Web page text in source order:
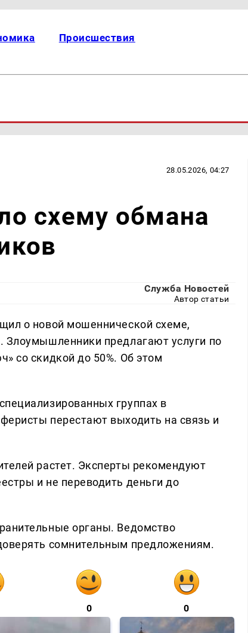
Происшествия
28.05.2026, 04:27
схему обмана
Служба Новостей
Автор статьи
о новой мошеннической схеме,
Злоумышленники предлагают услуги по
со скидкой до 50%. Об этом
группах в
перестают выходить на связь и
растет. Эксперты рекомендуют
и не переводить деньги до
органы. Ведомство
сомнительным предложениям.
0 0